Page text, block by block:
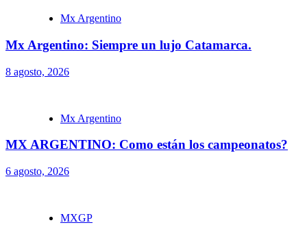
Mx Argentino
Mx Argentino: Siempre un lujo Catamarca.
8 agosto, 2026
Mx Argentino
MX ARGENTINO: Como están los campeonatos?
6 agosto, 2026
MXGP